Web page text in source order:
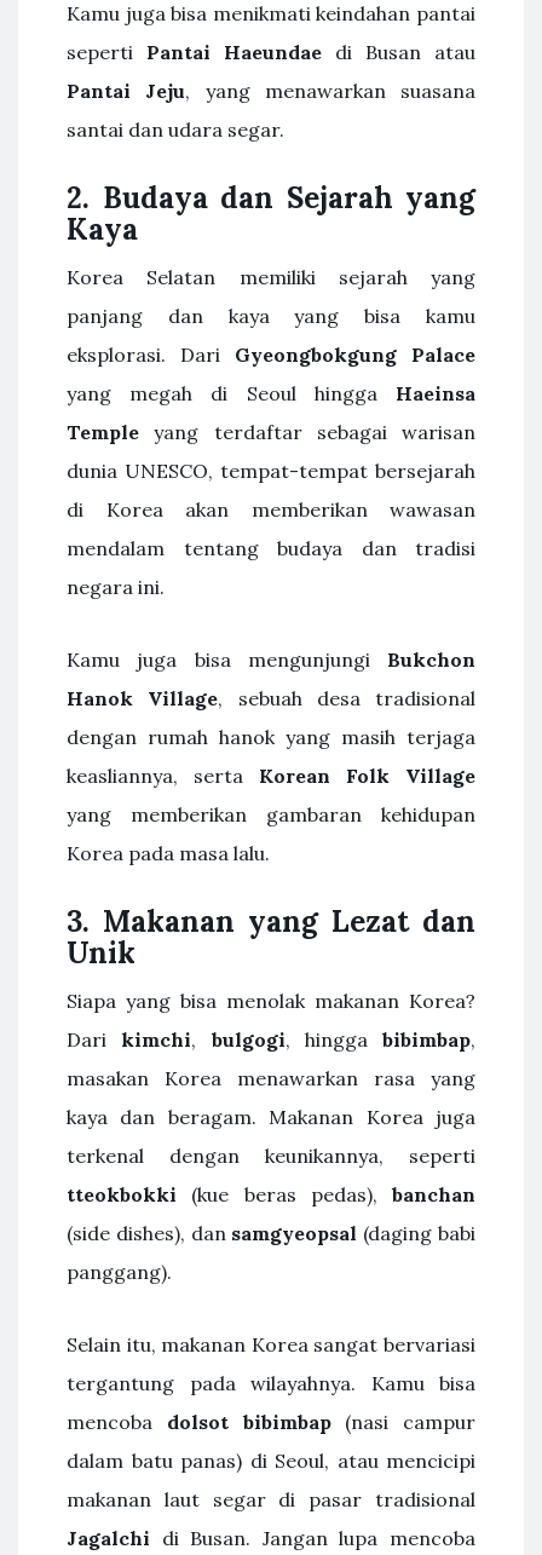
Kamu juga bisa menikmati keindahan pantai
seperti Pantai Haeundae di Busan atau
Pantai Jeju, yang menawarkan suasana
santai dan udara segar.
2. Budaya dan Sejarah yang
Kaya
Korea Selatan memiliki sejarah yang
panjang dan kaya yang bisa kamu
eksplorasi. Dari Gyeongbokgung Palace
yang megah di Seoul hingga Haeinsa
Temple yang terdaftar sebagai warisan
dunia UNESCO, tempat-tempat bersejarah
di Korea akan memberikan wawasan
mendalam tentang budaya dan tradisi
negara ini.
Kamu juga bisa mengunjungi Bukchon
Hanok Village, sebuah desa tradisional
dengan rumah hanok yang masih terjaga
keasliannya, serta Korean Folk Village
yang memberikan gambaran kehidupan
Korea pada masa lalu.
3. Makanan yang Lezat dan
Unik
Siapa yang bisa menolak makanan Korea?
Darikimchi, bulgogi, hingga bibimbap,
masakan Korea menawarkan rasa yang
kaya dan beragam. Makanan Korea juga
terkenal dengan keunikannya, seperti
tteokbokki (kue beras pedas), banchan
(side dishes), dan samgyeopsal (daging babi
panggang).
Selain itu, makanan Korea sangat bervariasi
tergantung pada wilayahnya. Kamu bisa
mencoba dolsot bibimbap(nasi campur
dalam batu panas) di Seoul, atau mencicipi
makanan laut segar di pasar tradisional
Jagalchi di Busan. Jangan lupa mencoba